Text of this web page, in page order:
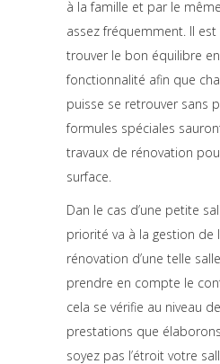
à la famille et par le
assez fréquemment. Il
trouver le bon équilibre
fonctionnalité afin que
puisse se retrouver sans
formules spéciales
travaux de rénovation
surface.
Dan le cas d’une petite
priorité va à la gestion de
rénovation d’une telle
prendre en compte le
cela se vérifie au niveau
prestations que
soyez pas l’étroit votre